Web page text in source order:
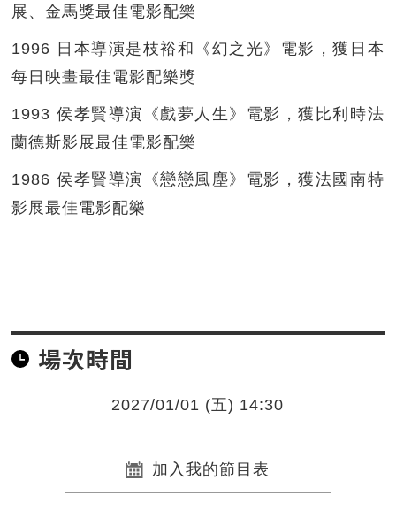
展、金馬獎最佳電影配樂
1996 日本導演是枝裕和《幻之光》電影，獲日本
每日映畫最佳電影配樂獎
1993 侯孝賢導演《戲夢人生》電影，獲比利時法
蘭德斯影展最佳電影配樂
1986 侯孝賢導演《戀戀風塵》電影，獲法國南特
影展最佳電影配樂
場次時間
2027/01/01 (五) 14:30
加入我的節目表